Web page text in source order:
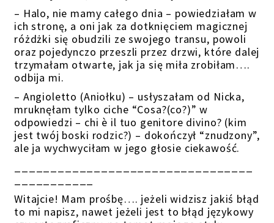
– Halo, nie mamy całego dnia – powiedziałam w
ich stronę, a oni jak za dotknięciem magicznej
różdżki się obudzili ze swojego transu, powoli
oraz pojedynczo przeszli przez drzwi, które dalej
trzymałam otwarte, jak ja się miła zrobiłam….
odbija mi.
– Angioletto (Aniołku) – usłyszałam od Nicka,
mruknęłam tylko ciche “Cosa?(co?)” w
odpowiedzi – chi è il tuo genitore divino? (kim
jest twój boski rodzic?) – dokończył “znudzony”,
ale ja wychwyciłam w jego głosie ciekawość.
Witajcie! Mam prośbę…. jeżeli widzisz jakiś błąd
to mi napisz, nawet jeżeli jest to błąd językowy